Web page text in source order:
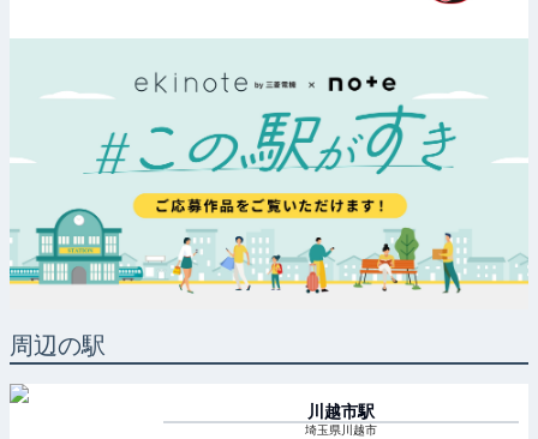
周辺の駅
川越市駅
埼玉県川越市